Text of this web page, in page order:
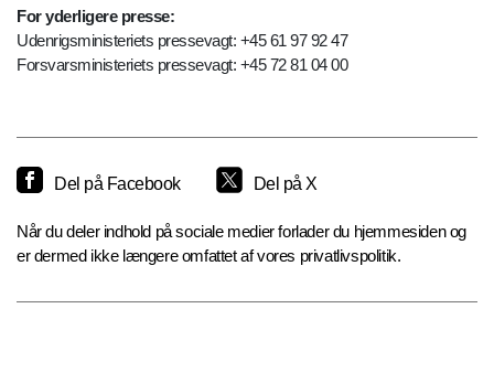
For yderligere presse:
Udenrigsministeriets pressevagt: +45 61 97 92 47
Forsvarsministeriets pressevagt: +45 72 81 04 00
Del på Facebook Del på X
Når du deler indhold på sociale medier forlader du hjemmesiden og
er dermed ikke længere omfattet af vores privatlivspolitik.